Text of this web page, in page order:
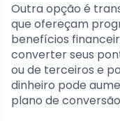
Outra opção é
que ofereçam
benefícios
converter seus
ou de terceiros e
dinheiro pode
plano de